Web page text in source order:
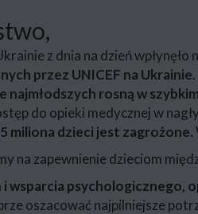
z dnia na dzień
przez UNICEF na Ukrainie
rosną w
do opieki medycznej w
miliona dzieci jest zagrożone.
na zapewnienie dzieciom
wsparcia psychologicznego,
oszacować najpilniejsze